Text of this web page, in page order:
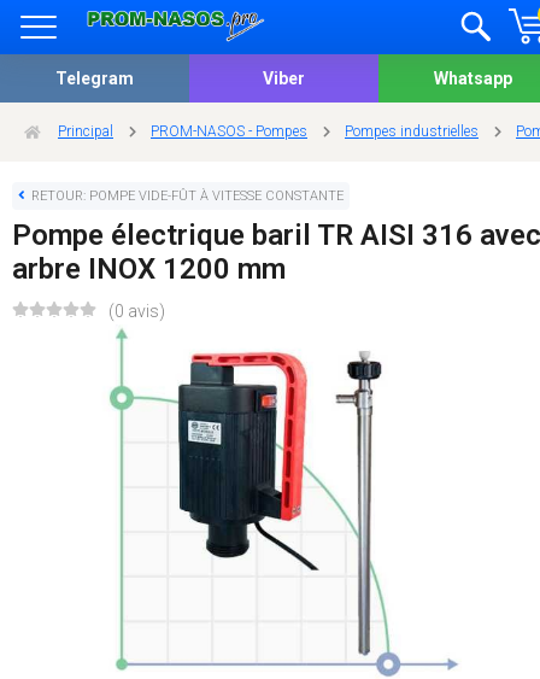
Telegram Viber Whatsapp
Principal PROM-NASOS - Pompes Pompes industrielles
RETOUR: POMPE VIDE-FÛT À VITESSE CONSTANTE
Pompe électrique baril TR AISI 316 avec
arbre INOX 1200 mm
(0 avis)